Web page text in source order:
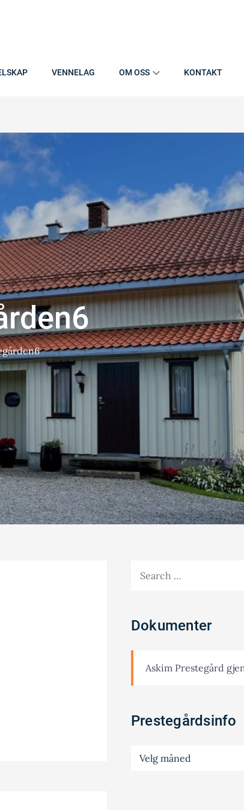
VENNELAG OM OSS KONTAKT
Dokumenter
Askim Prestegård
Prestegårdsinfo
Prestegårdsinfo